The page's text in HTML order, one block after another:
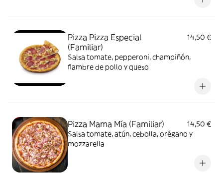
Pizza Pizza Especial
(Familiar)
14,50 €
Salsa tomate, pepperoni, champiñón,
fiambre de pollo y queso
Pizza Mama Mía (Familiar)
14,50 €
Salsa tomate, atún, cebolla, orégano y
mozzarella